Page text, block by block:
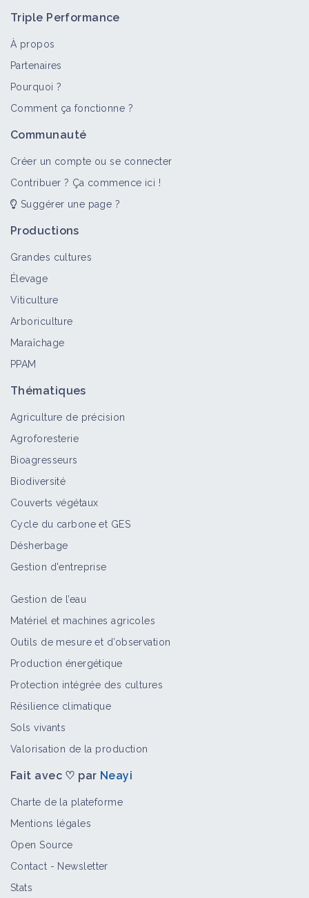
Triple Performance
À propos
Partenaires
Pourquoi ?
Comment ça fonctionne ?
Communauté
Créer un compte ou se connecter
Contribuer ? Ça commence ici !
Suggérer une page ?
Productions
Grandes cultures
Élevage
Viticulture
Arboriculture
Maraîchage
PPAM
Thématiques
Agriculture de précision
Agroforesterie
Bioagresseurs
Biodiversité
Couverts végétaux
Cycle du carbone et GES
Désherbage
Gestion d'entreprise
Gestion de l’eau
Matériel et machines agricoles
Outils de mesure et d’observation
Production énergétique
Protection intégrée des cultures
Résilience climatique
Sols vivants
Valorisation de la production
Fait avec ♡ par Neayi
Charte de la plateforme
Mentions légales
Open Source
Contact - Newsletter
Stats